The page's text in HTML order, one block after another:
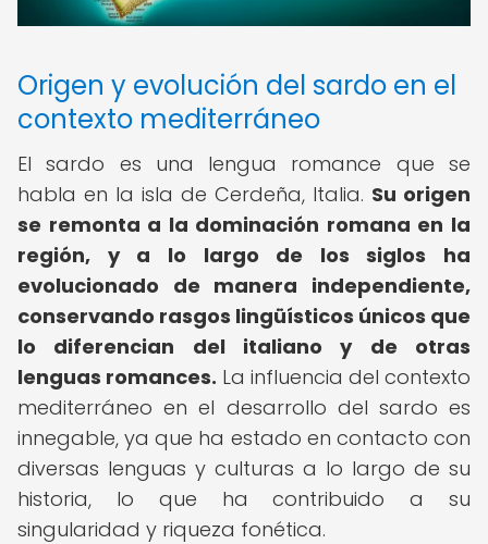
Origen y evolución del sardo en el
contexto mediterráneo
El sardo es una lengua romance que se
habla en la isla de Cerdeña, Italia. Su origen
se remonta a la dominación romana en la
región, y a lo largo de los siglos ha
evolucionado de manera independiente,
conservando rasgos lingüísticos únicos que
lo diferencian del italiano y de otras
lenguas romances. La influencia del contexto
mediterráneo en el desarrollo del sardo es
innegable, ya que ha estado en contacto con
diversas lenguas y culturas a lo largo de su
historia, lo que ha contribuido a su
singularidad y riqueza fonética.